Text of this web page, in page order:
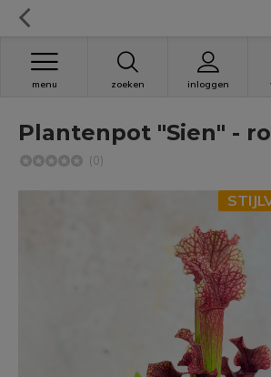
zoeken inloggen
menu
Plantenpot "Sien" -
(0)